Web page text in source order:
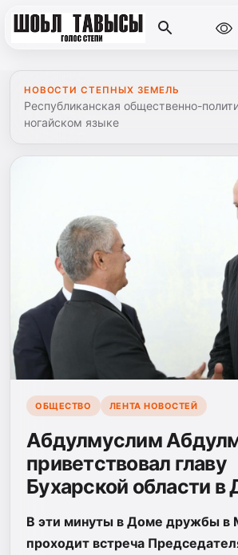
НОВОСТИ СТЕПНЫХ ЗЕМЕЛЬ
Республиканская общественно-
ногайском языке
ОБЩЕСТВО ЛЕНТА НОВОСТЕЙ
Абдулмуслим
приветствовал главу
Бухарской области в
В эти минуты в Доме дружбы в
проходит встреча